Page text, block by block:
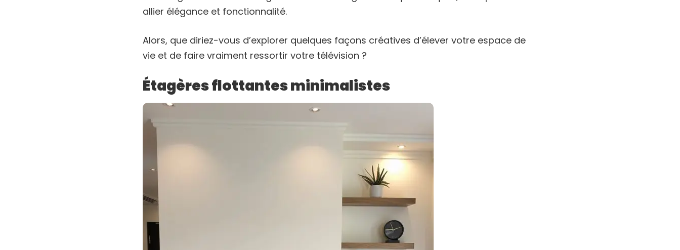
allier élégance et fonctionnalité.
Alors, que diriez-vous d’explorer quelques façons créatives d’élever votre espace de
vie et de faire vraiment ressortir votre télévision ?
Étagères flottantes minimalistes